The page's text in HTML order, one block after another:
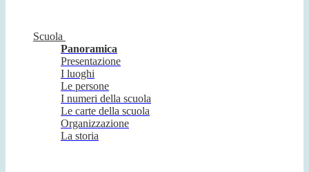
Scuola
Panoramica
Presentazione
I luoghi
Le persone
I numeri della scuola
Le carte della scuola
Organizzazione
La storia